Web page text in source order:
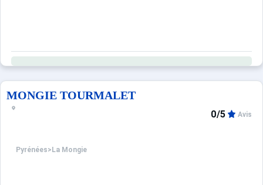
MONGIE TOURMALET
Pyrénées> La Mongie
0/5 Avis